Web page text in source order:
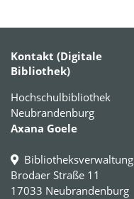
Kontakt (Digitale
Bibliothek)
Hochschulbibliothek
Neubrandenburg
Axana Goele
Bibliotheksverwaltung
Brodaer Straße 11
17033 Neubrandenburg